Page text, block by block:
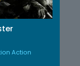
Action